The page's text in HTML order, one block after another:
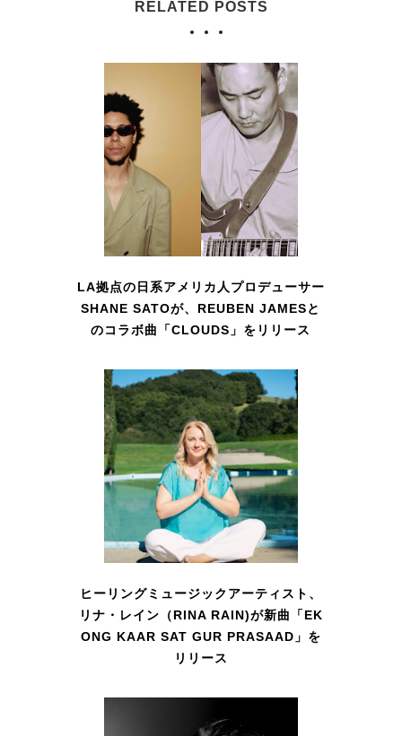
RELATED POSTS
LA拠点の日系アメリカ人プロデューサー
SHANE SATOが、REUBEN JAMESと
のコラボ曲「CLOUDS」をリリース
ヒーリングミュージックアーティスト、
リナ・レイン（RINA RAIN)が新曲「EK
ONG KAAR SAT GUR PRASAAD」を
リリース